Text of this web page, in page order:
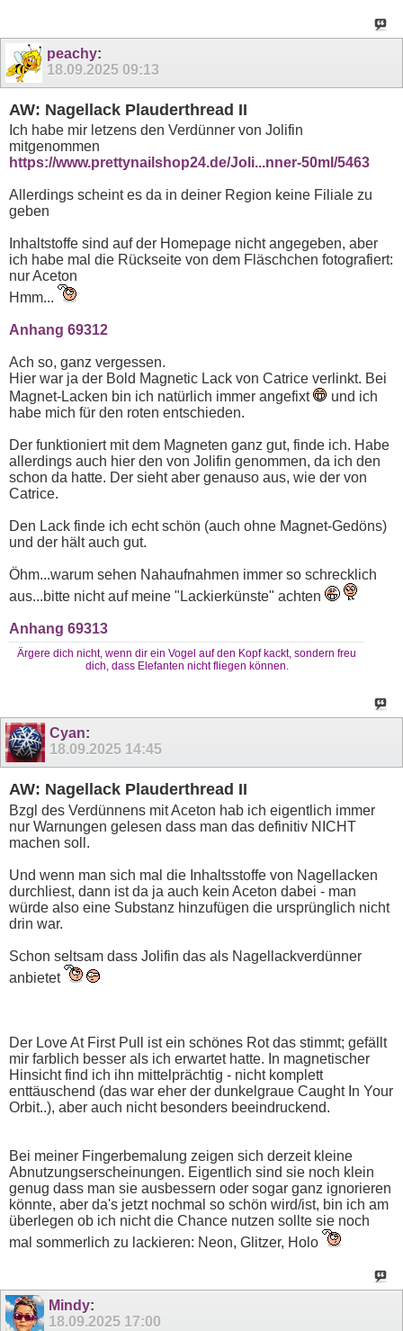
peachy:
18.09.2025 09:13
AW: Nagellack Plauderthread II
Ich habe mir letzens den Verdünner von Jolifin
mitgenommen
https://www.prettynailshop24.de/Joli...nner-50ml/5463
Allerdings scheint es da in deiner Region keine Filiale zu
geben
Inhaltstoffe sind auf der Homepage nicht angegeben, aber
ich habe mal die Rückseite von dem Fläschchen fotografiert:
nur Aceton
Hmm...
Anhang 69312
Ach so, ganz vergessen.
Hier war ja der Bold Magnetic Lack von Catrice verlinkt. Bei
Magnet-Lacken bin ich natürlich immer angefixt
und ich
habe mich für den roten entschieden.
Der funktioniert mit dem Magneten ganz gut, finde ich. Habe
allerdings auch hier den von Jolifin genommen, da ich den
schon da hatte. Der sieht aber genauso aus, wie der von
Catrice.
Den Lack finde ich echt schön (auch ohne Magnet-Gedöns)
und der hält auch gut.
Öhm...warum sehen Nahaufnahmen immer so schrecklich
aus...bitte nicht auf meine "Lackierkünste" achten
Anhang 69313
Ärgere dich nicht, wenn dir ein Vogel auf den Kopf kackt, sondern freu
dich, dass Elefanten nicht fliegen können.
Cyan:
18.09.2025 14:45
AW: Nagellack Plauderthread II
Bzgl des Verdünnens mit Aceton hab ich eigentlich immer
nur Warnungen gelesen dass man das definitiv NICHT
machen soll.
Und wenn man sich mal die Inhaltsstoffe von Nagellacken
durchliest, dann ist da ja auch kein Aceton dabei - man
würde also eine Substanz hinzufügen die ursprünglich nicht
drin war.
Schon seltsam dass Jolifin das als Nagellackverdünner
anbietet
Der Love At First Pull ist ein schönes Rot das stimmt; gefällt
mir farblich besser als ich erwartet hatte. In magnetischer
Hinsicht find ich ihn mittelprächtig - nicht komplett
enttäuschend (das war eher der dunkelgraue Caught In Your
Orbit..), aber auch nicht besonders beeindruckend.
Bei meiner Fingerbemalung zeigen sich derzeit kleine
Abnutzungserscheinungen. Eigentlich sind sie noch klein
genug dass man sie ausbessern oder sogar ganz ignorieren
könnte, aber da's jetzt nochmal so schön wird/ist, bin ich am
überlegen ob ich nicht die Chance nutzen sollte sie noch
mal sommerlich zu lackieren: Neon, Glitzer, Holo
Mindy:
18.09.2025 17:00